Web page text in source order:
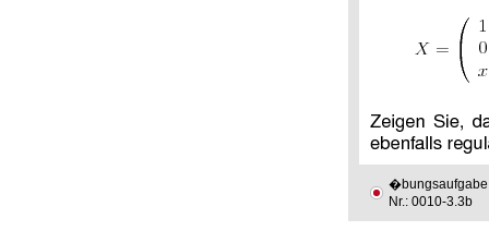
�bungsaufgabe
Nr.: 0010-3.3b